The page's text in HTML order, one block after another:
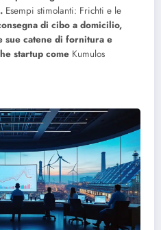
Esempi stimolanti: Frichti e le
di cibo a domicilio,
sue catene di fornitura e
startup come Kumulos